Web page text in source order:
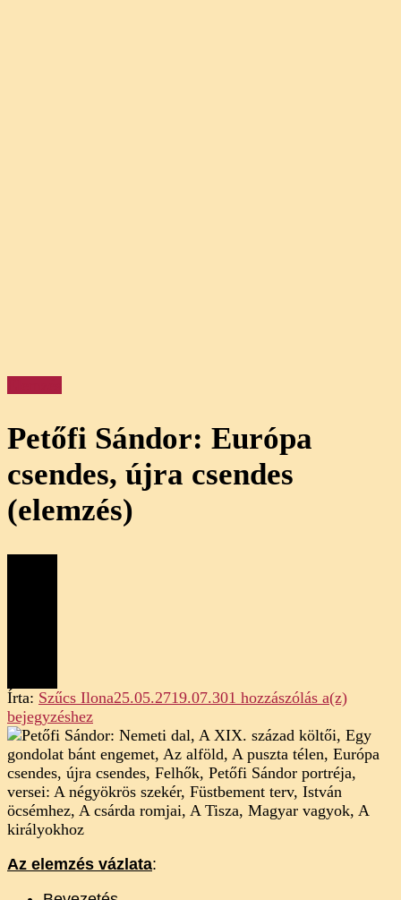
Petőfi Sándor: Európa
csendes, újra csendes
(elemzés)
Írta: Szűcs Ilona25.05.2719.07.301 hozzászólás a(z)Petőfi
Európa
csendes,
újra
bejegyzéshez
Az elemzés vázlata: